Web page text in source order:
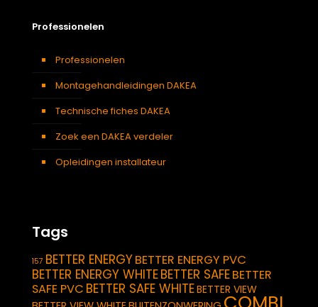
Professionelen
Professionelen
Montagehandleidingen DAKEA
Technische fiches DAKEA
Zoek een DAKEA verdeler
Opleidingen installateur
Tags
157 BETTER ENERGYBETTER ENERGY PVC
BETTER ENERGY WHITEBETTER SAFEBETTER
SAFE PVC BETTER SAFE WHITEBETTER VIEW